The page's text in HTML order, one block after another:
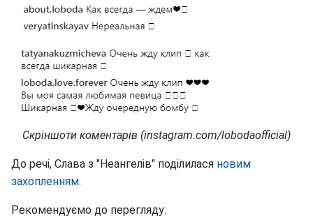
Скріншоти коментарів (instagram.com/lobodaofficial)
До речі, Слава з "Неангелів" поділилася новим
захопленням.
Рекомендуємо до перегляду: